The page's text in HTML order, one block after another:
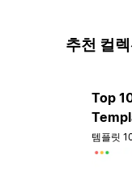
추천 컬
Top
템플릿